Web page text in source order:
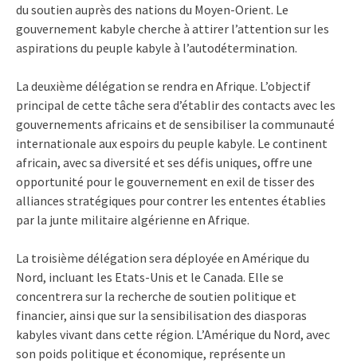
du soutien auprès des nations du Moyen-Orient. Le
gouvernement kabyle cherche à attirer l’attention sur les
aspirations du peuple kabyle à l’autodétermination.
La deuxième délégation se rendra en Afrique. L’objectif
principal de cette tâche sera d’établir des contacts avec les
gouvernements africains et de sensibiliser la communauté
internationale aux espoirs du peuple kabyle. Le continent
africain, avec sa diversité et ses défis uniques, offre une
opportunité pour le gouvernement en exil de tisser des
alliances stratégiques pour contrer les ententes établies
par la junte militaire algérienne en Afrique.
La troisième délégation sera déployée en Amérique du
Nord, incluant les Etats-Unis et le Canada. Elle se
concentrera sur la recherche de soutien politique et
financier, ainsi que sur la sensibilisation des diasporas
kabyles vivant dans cette région. L’Amérique du Nord, avec
son poids politique et économique, représente un